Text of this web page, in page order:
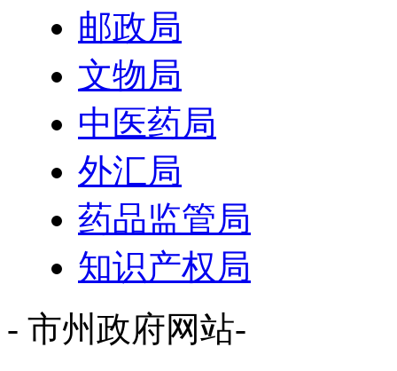
邮政局
文物局
中医药局
外汇局
药品监管局
知识产权局
- 市州政府网站-